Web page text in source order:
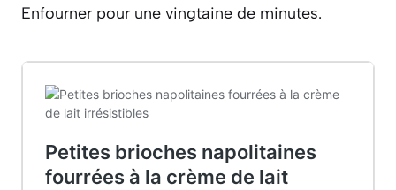
Enfourner pour une vingtaine de minutes.